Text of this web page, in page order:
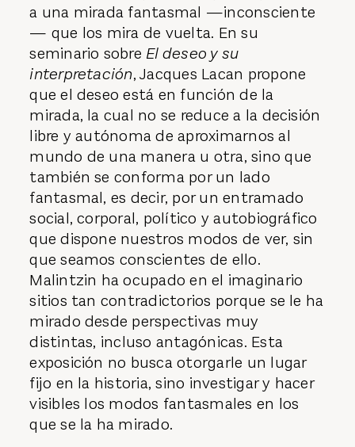
a una mirada fantasmal —inconsciente
— que los mira de vuelta. En su
seminario sobre El deseo y su
interpretación, Jacques Lacan propone
que el deseo está en función de la
mirada, la cual no se reduce a la decisión
libre y autónoma de aproximarnos al
mundo de una manera u otra, sino que
también se conforma por un lado
fantasmal, es decir, por un entramado
social, corporal, político y autobiográfico
que dispone nuestros modos de ver, sin
que seamos conscientes de ello.
Malintzin ha ocupado en el imaginario
sitios tan contradictorios porque se le ha
mirado desde perspectivas muy
distintas, incluso antagónicas. Esta
exposición no busca otorgarle un lugar
fijo en la historia, sino investigar y hacer
visibles los modos fantasmales en los
que se la ha mirado.